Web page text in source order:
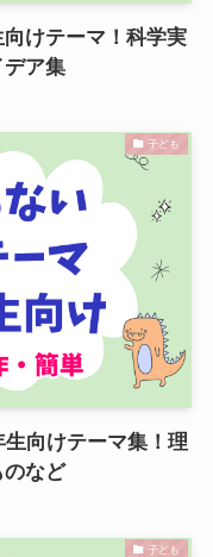
けテーマ！科学実
ア集
子ども
向けテーマ集！理
など
子ども